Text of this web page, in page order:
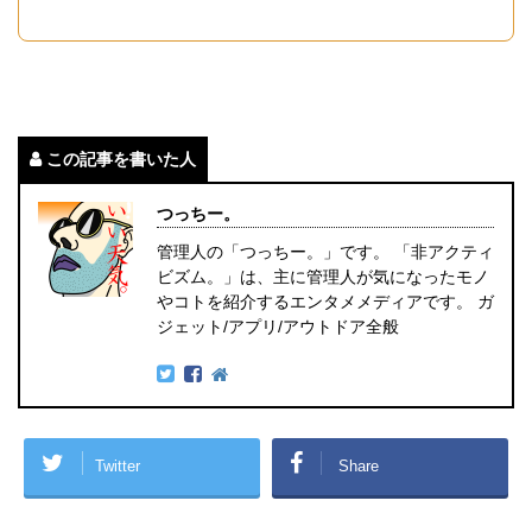
この記事を書いた人
つっちー。
管理人の「つっちー。」です。 「非アクティ
ビズム。」は、主に管理人が気になったモノ
やコトを紹介するエンタメメディアです。 ガ
ジェット/アプリ/アウトドア全般
Twitter Share